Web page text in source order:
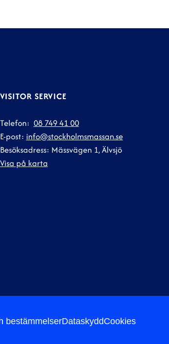
VISITOR SERVICE
Telefon: 08 749 41 00
E-post: info@stockholmsmassan.se
Besöksadress: Mässvägen 1, Älvsjö
Visa på karta
bestämmelserDataskyddCookies